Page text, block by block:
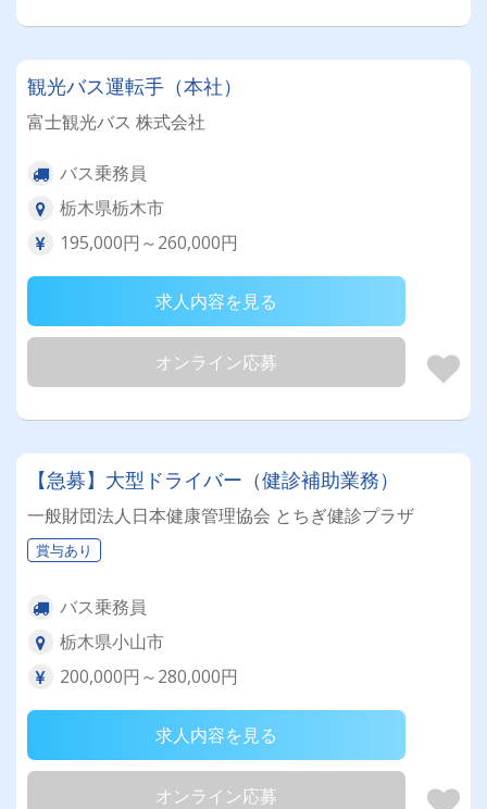
観光バス運転手（本社）
富士観光バス 株式会社
バス乗務員
栃木県栃木市
195,000円～260,000円
求人内容を見る
オンライン応募
【急募】大型ドライバー（健診補助業務）
一般財団法人日本健康管理協会 とちぎ健診プラザ
賞与あり
バス乗務員
栃木県小山市
200,000円～280,000円
求人内容を見る
オンライン応募